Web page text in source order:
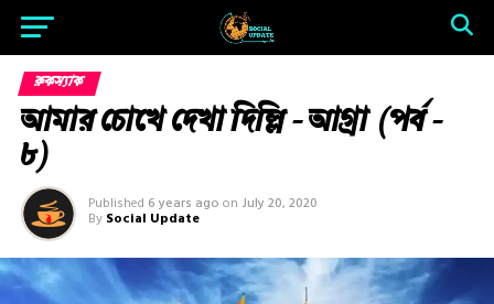
রুকস্যাক
আমার চোখে দেখা দিল্লি – আগ্রা (পর্ব –
৮)
Published 6 years ago on July 20, 2020
By Social Update